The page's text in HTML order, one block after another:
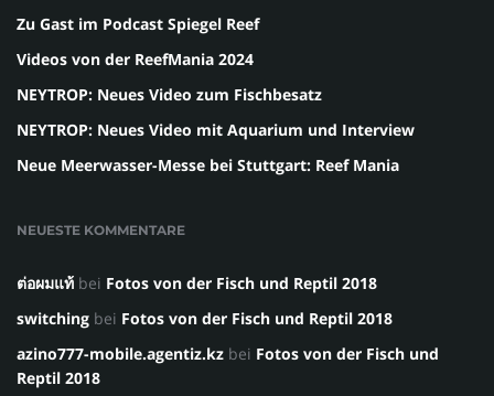
Zu Gast im Podcast Spiegel Reef
Videos von der ReefMania 2024
NEYTROP: Neues Video zum Fischbesatz
NEYTROP: Neues Video mit Aquarium und Interview
Neue Meerwasser-Messe bei Stuttgart: Reef Mania
NEUESTE KOMMENTARE
ต่อผมแท้ bei Fotos von der Fisch und Reptil 2018
switching bei Fotos von der Fisch und Reptil 2018
azino777-mobile.agentiz.kz bei Fotos von der Fisch und
Reptil 2018